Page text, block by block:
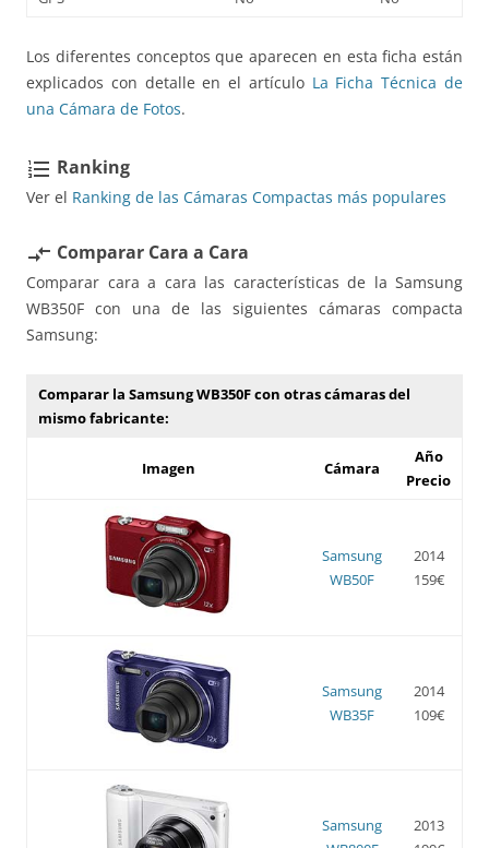
Los diferentes conceptos que aparecen en esta ficha están
explicados con detalle en el artículo La Ficha Técnica de
una Cámara de Fotos.
format_list_numbered Ranking
Ver el Ranking de las Cámaras Compactas más populares
compare_arrows Comparar Cara a Cara
Comparar cara a cara las características de la Samsung
WB350F con una de las siguientes cámaras compacta
Samsung:
Comparar la Samsung WB350F con otras cámaras del
mismo fabricante:
Imagen Cámara
Año
Precio
Samsung
WB50F
2014
159€
Samsung
WB35F
2014
109€
Samsung
2013